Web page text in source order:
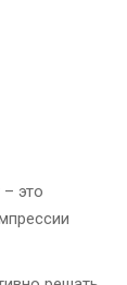
это